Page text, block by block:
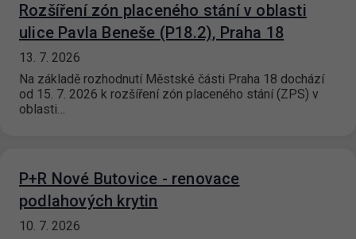
Rozšíření zón placeného stání v oblasti
ulice Pavla Beneše (P18.2), Praha 18
13. 7. 2026
Na základě rozhodnutí Městské části Praha 18 dochází
od 15. 7. 2026 k rozšíření zón placeného stání (ZPS) v
oblasti…
P+R Nové Butovice - renovace
podlahových krytin
10. 7. 2026